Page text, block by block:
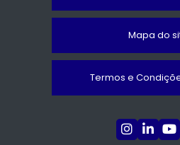
Mapa do
Termos e